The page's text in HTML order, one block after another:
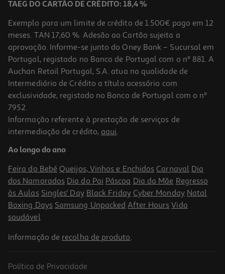
Canadiana Móvel 1un
8.49 €/un
8,49 €
TAEG DO CARTÃO DE CRÉDITO: 18,4 %
Exemplo para um limite de crédito de 1.500€ pago em 12
meses. TAN 17,60 %. Adesão ao Cartão sujeita a
aprovação. Informe-se junto do Oney Bank – Sucursal em
Portugal, registado no Banco de Portugal com o nº 881. A
Auchan Retail Portugal, S.A. atua na qualidade de
Intermediário de Crédito a título acessório com
exclusividade, registado no Banco de Portugal com o nº
7952.
Informação referente à prestação de serviços de
intermediação de crédito, aqui.
Ao longo do ano
Feira do Bebé Queijos, Vinhos e Enchidos Carnaval Dia
dos Namorados Dia do Pai Páscoa Dia da Mãe Regresso
às Aulas Singles' Day Black Friday Cyber Monday Natal
Boxing Days Samsung Unpacked After Hours Vida
saudável
Informação de recolha de produto.
Política de Privacidade